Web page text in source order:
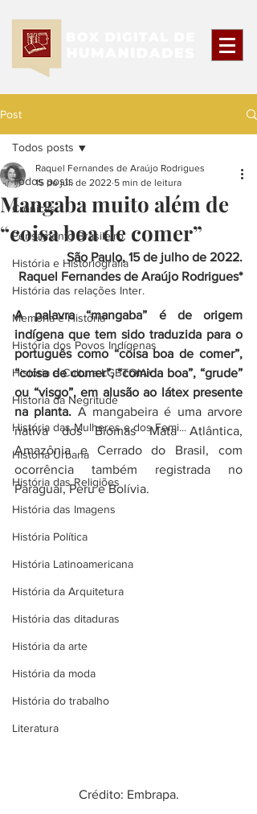
Post
Todos posts
Crônicas
Pensamento Brasileiro
História e Historiografia
História das relações Inter.
Memória e História
História dos Povos Indígenas
História e Cultura LGBTQIA+
Historia da Negritude
História das Mulheres e dos Femi...
História Urbana
História das Religiões
História das Imagens
História Política
História Latinoamericana
História da Arquitetura
História das ditaduras
História da arte
História da moda
História do trabalho
Literatura
Todos posts
Mangaba muito além de
“coisa boa de comer”
Raquel Fernandes de Araújo Rodrigues
15 de jul. de 2022 5 min de leitura
São Paulo, 15 de julho de 2022.
Raquel Fernandes de Araújo Rodrigues*
A palavra “mangaba” é de origem
indígena que tem sido traduzida para o
português como “coisa boa de comer”,
“coisa de comer”, “comida boa”, “grude”
ou “visgo”, em alusão ao látex presente
na planta. A mangabeira é uma arvore
nativa dos Biomas Mata Atlântica,
Amazônia e Cerrado do Brasil, com
ocorrência também registrada no
Paraguai, Peru e Bolívia.
Crédito: Embrapa.